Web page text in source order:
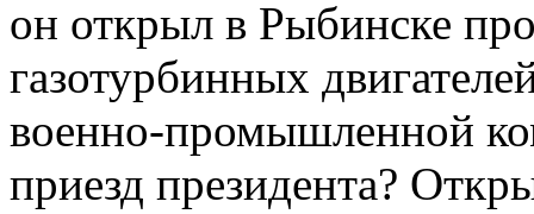
он открыл в Рыбинске
газотурбинных
военно-промышленной
приезд президента?